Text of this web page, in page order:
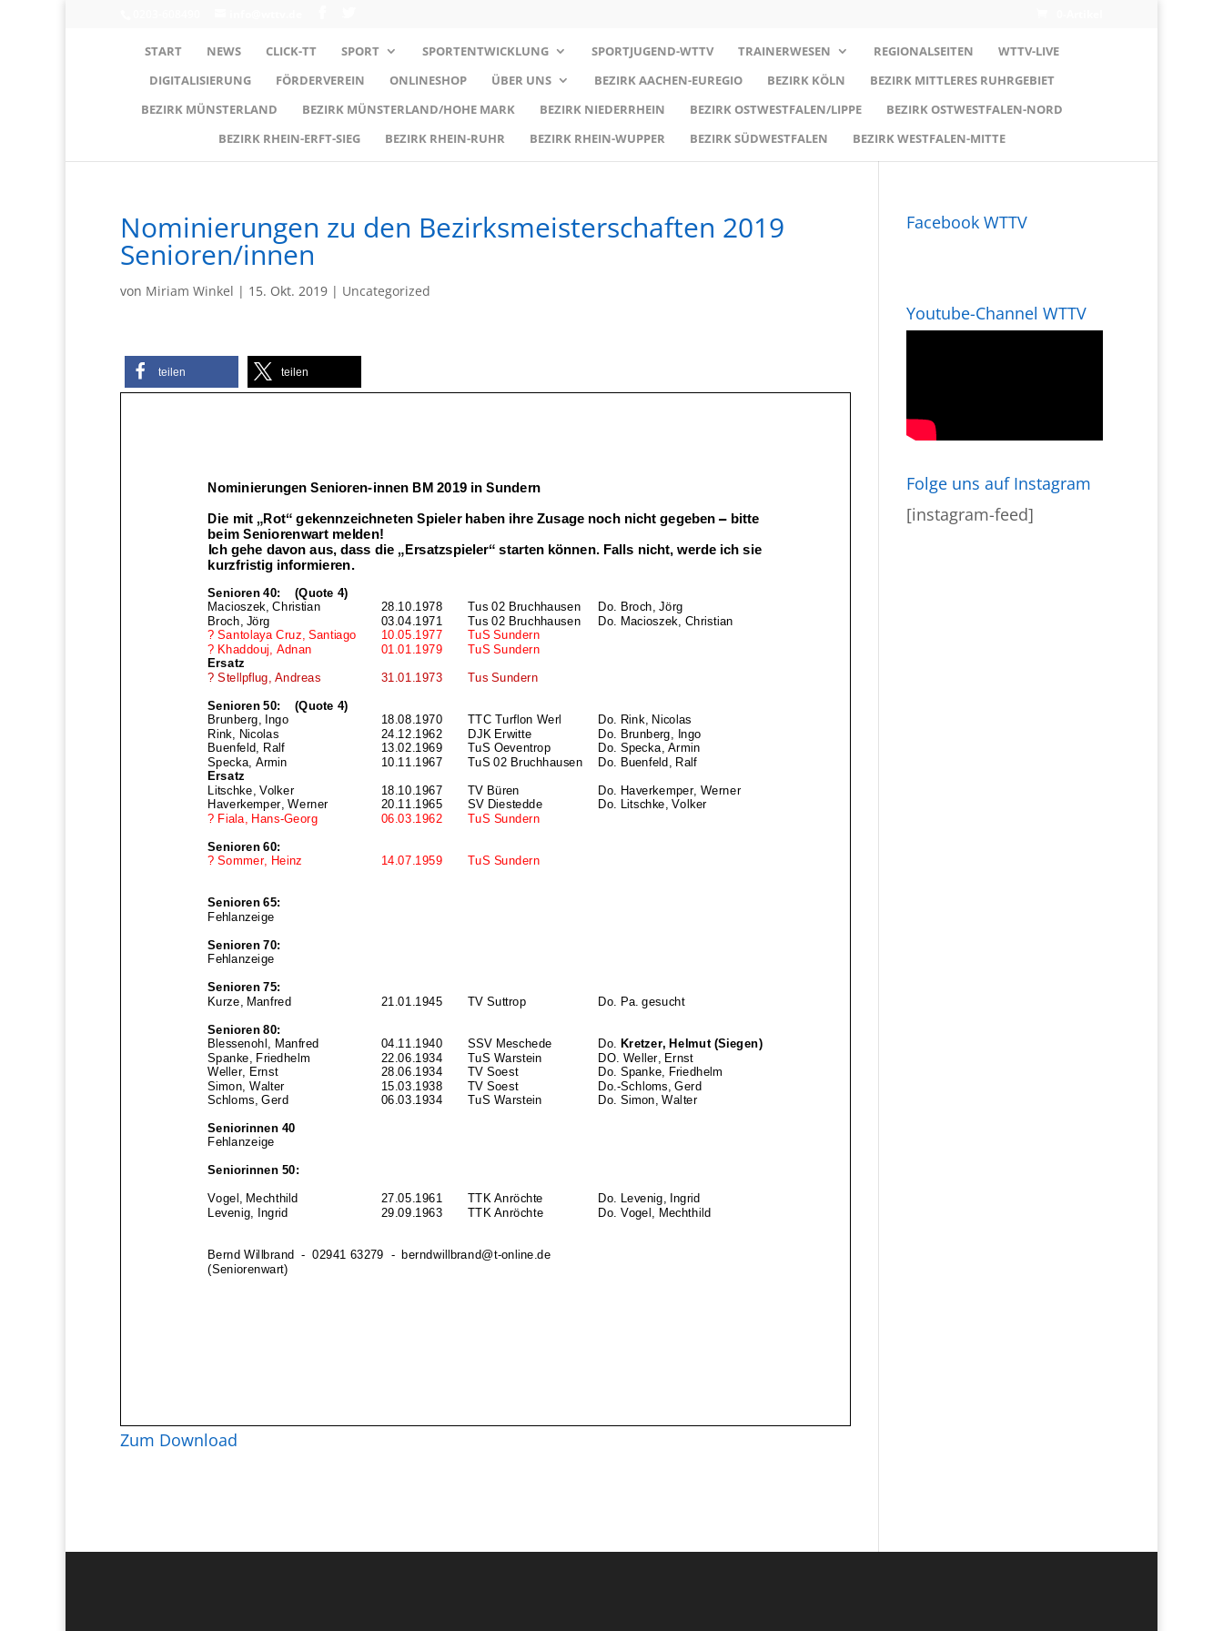
START NEWS CLICK-TT SPORT SPORTENTWICKLUNG SPORTJUGEND-WTTV TRAINERWESEN REGIONALSEITEN
WTTV-LIVE
DIGITALISIERUNG
FÖRDERVEREIN ONLINESHOP ÜBER UNS BEZIRK AACHEN-EUREGIO BEZIRK KÖLN
BEZIRK MITTLERES RUHRGEBIET
BEZIRK MÜNSTERLAND
BEZIRK MÜNSTERLAND/HOHE MARK BEZIRK NIEDERRHEIN BEZIRK OSTWESTFALEN/LIPPE
BEZIRK OSTWESTFALEN-NORD
BEZIRK RHEIN-ERFT-SIEG
BEZIRK RHEIN-RUHR BEZIRK RHEIN-WUPPER BEZIRK SÜDWESTFALEN BEZIRK WESTFALEN-MITTE
Nominierungen zu den Bezirksmeisterschaften 2019
Senioren/innen
von Miriam Winkel | 15. Okt. 2019 | Uncategorized
teilen teilen
Zum Download
Facebook WTTV
Youtube-Channel WTTV
Folge uns auf Instagram
[instagram-feed]